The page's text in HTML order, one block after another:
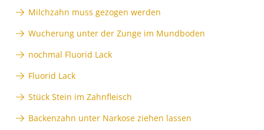
Milchzahn muss gezogen werden
Wucherung unter der Zunge im Mundboden
nochmal Fluorid Lack
Fluorid Lack
Stück Stein im Zahnfleisch
Backenzahn unter Narkose ziehen lassen